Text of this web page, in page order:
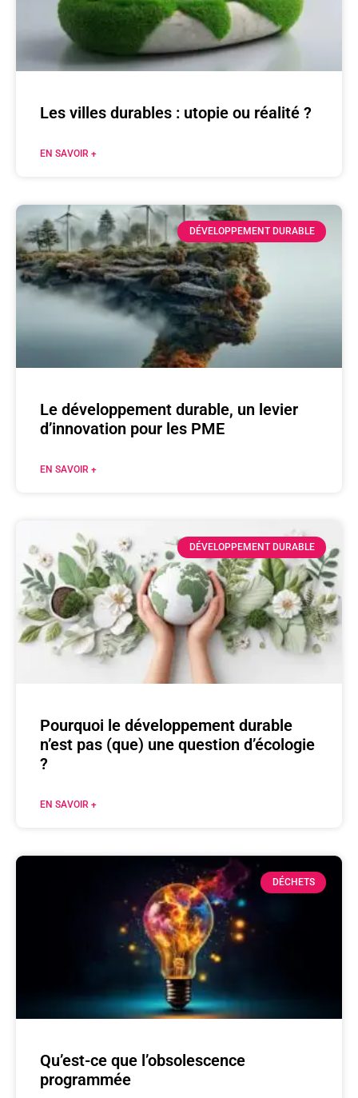
Les villes durables : utopie ou réalité ?
EN SAVOIR +
DÉVELOPPEMENT DURABLE
Le développement durable, un levier
d’innovation pour les PME
EN SAVOIR +
DÉVELOPPEMENT DURABLE
Pourquoi le développement durable
n’est pas (que) une question d’écologie
?
EN SAVOIR +
DÉCHETS
Qu’est-ce que l’obsolescence
programmée